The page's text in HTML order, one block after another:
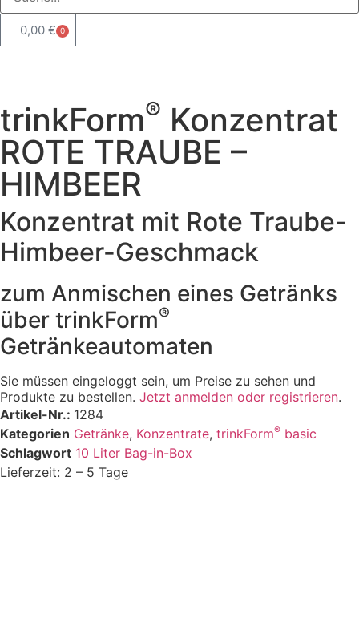
0,00 € 0
trinkForm® Konzentrat
ROTE TRAUBE –
HIMBEER
Konzentrat mit Rote Traube-
Himbeer-Geschmack
zum Anmischen eines Getränks
über trinkForm®
Getränkeautomaten
Sie müssen eingeloggt sein, um Preise zu sehen und
Produkte zu bestellen. Jetzt anmelden oder registrieren.
Artikel-Nr.: 1284
Kategorien Getränke, Konzentrate, trinkForm® basic
Schlagwort 10 Liter Bag-in-Box
Lieferzeit: 2 – 5 Tage